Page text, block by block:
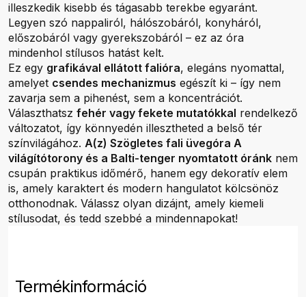
illeszkedik kisebb és tágasabb terekbe egyaránt.
Legyen szó nappaliról, hálószobáról, konyháról,
előszobáról vagy gyerekszobáról – ez az óra
mindenhol stílusos hatást kelt.
Ez egy grafikával ellátott falióra, elegáns nyomattal,
amelyet csendes mechanizmus egészít ki – így nem
zavarja sem a pihenést, sem a koncentrációt.
Választhatsz fehér vagy fekete mutatókkal rendelkező
változatot, így könnyedén illesztheted a belső tér
színvilágához. A(z) Szögletes fali üvegóra A
világítótorony és a Balti-tenger nyomtatott óránk nem
csupán praktikus időmérő, hanem egy dekoratív elem
is, amely karaktert és modern hangulatot kölcsönöz
otthonodnak. Válassz olyan dizájnt, amely kiemeli
stílusodat, és tedd szebbé a mindennapokat!
Termékinformáció